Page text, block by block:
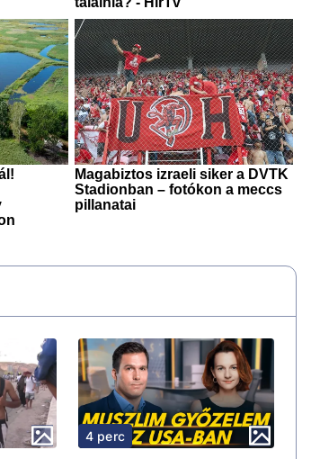
4 perc